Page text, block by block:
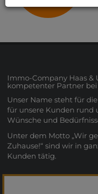
Immo-Company Haas
kompetenter Partner
Unser Name steht für
für unsere Kunden rund
Wünsche und
Unter dem Motto „Wir
Zuhause!“ sind wir in
Kunden tätig.